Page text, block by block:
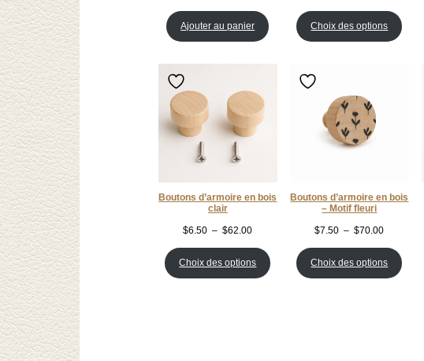
Ajouter au panier
prix :
$7.00
Choix des options
Boutons d’armoire en bois
clair
$6.50 – $62.00Plage
prix :
$6.50
Choix des options
Boutons d’armoire en bois
– Motif fleuri
$7.50 – $70.00Plage
prix :
$7.50
Choix des options